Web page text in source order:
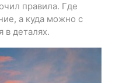
правила. Где
а куда можно с
в деталях.